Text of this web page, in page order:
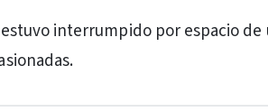
interrumpido por espacio de